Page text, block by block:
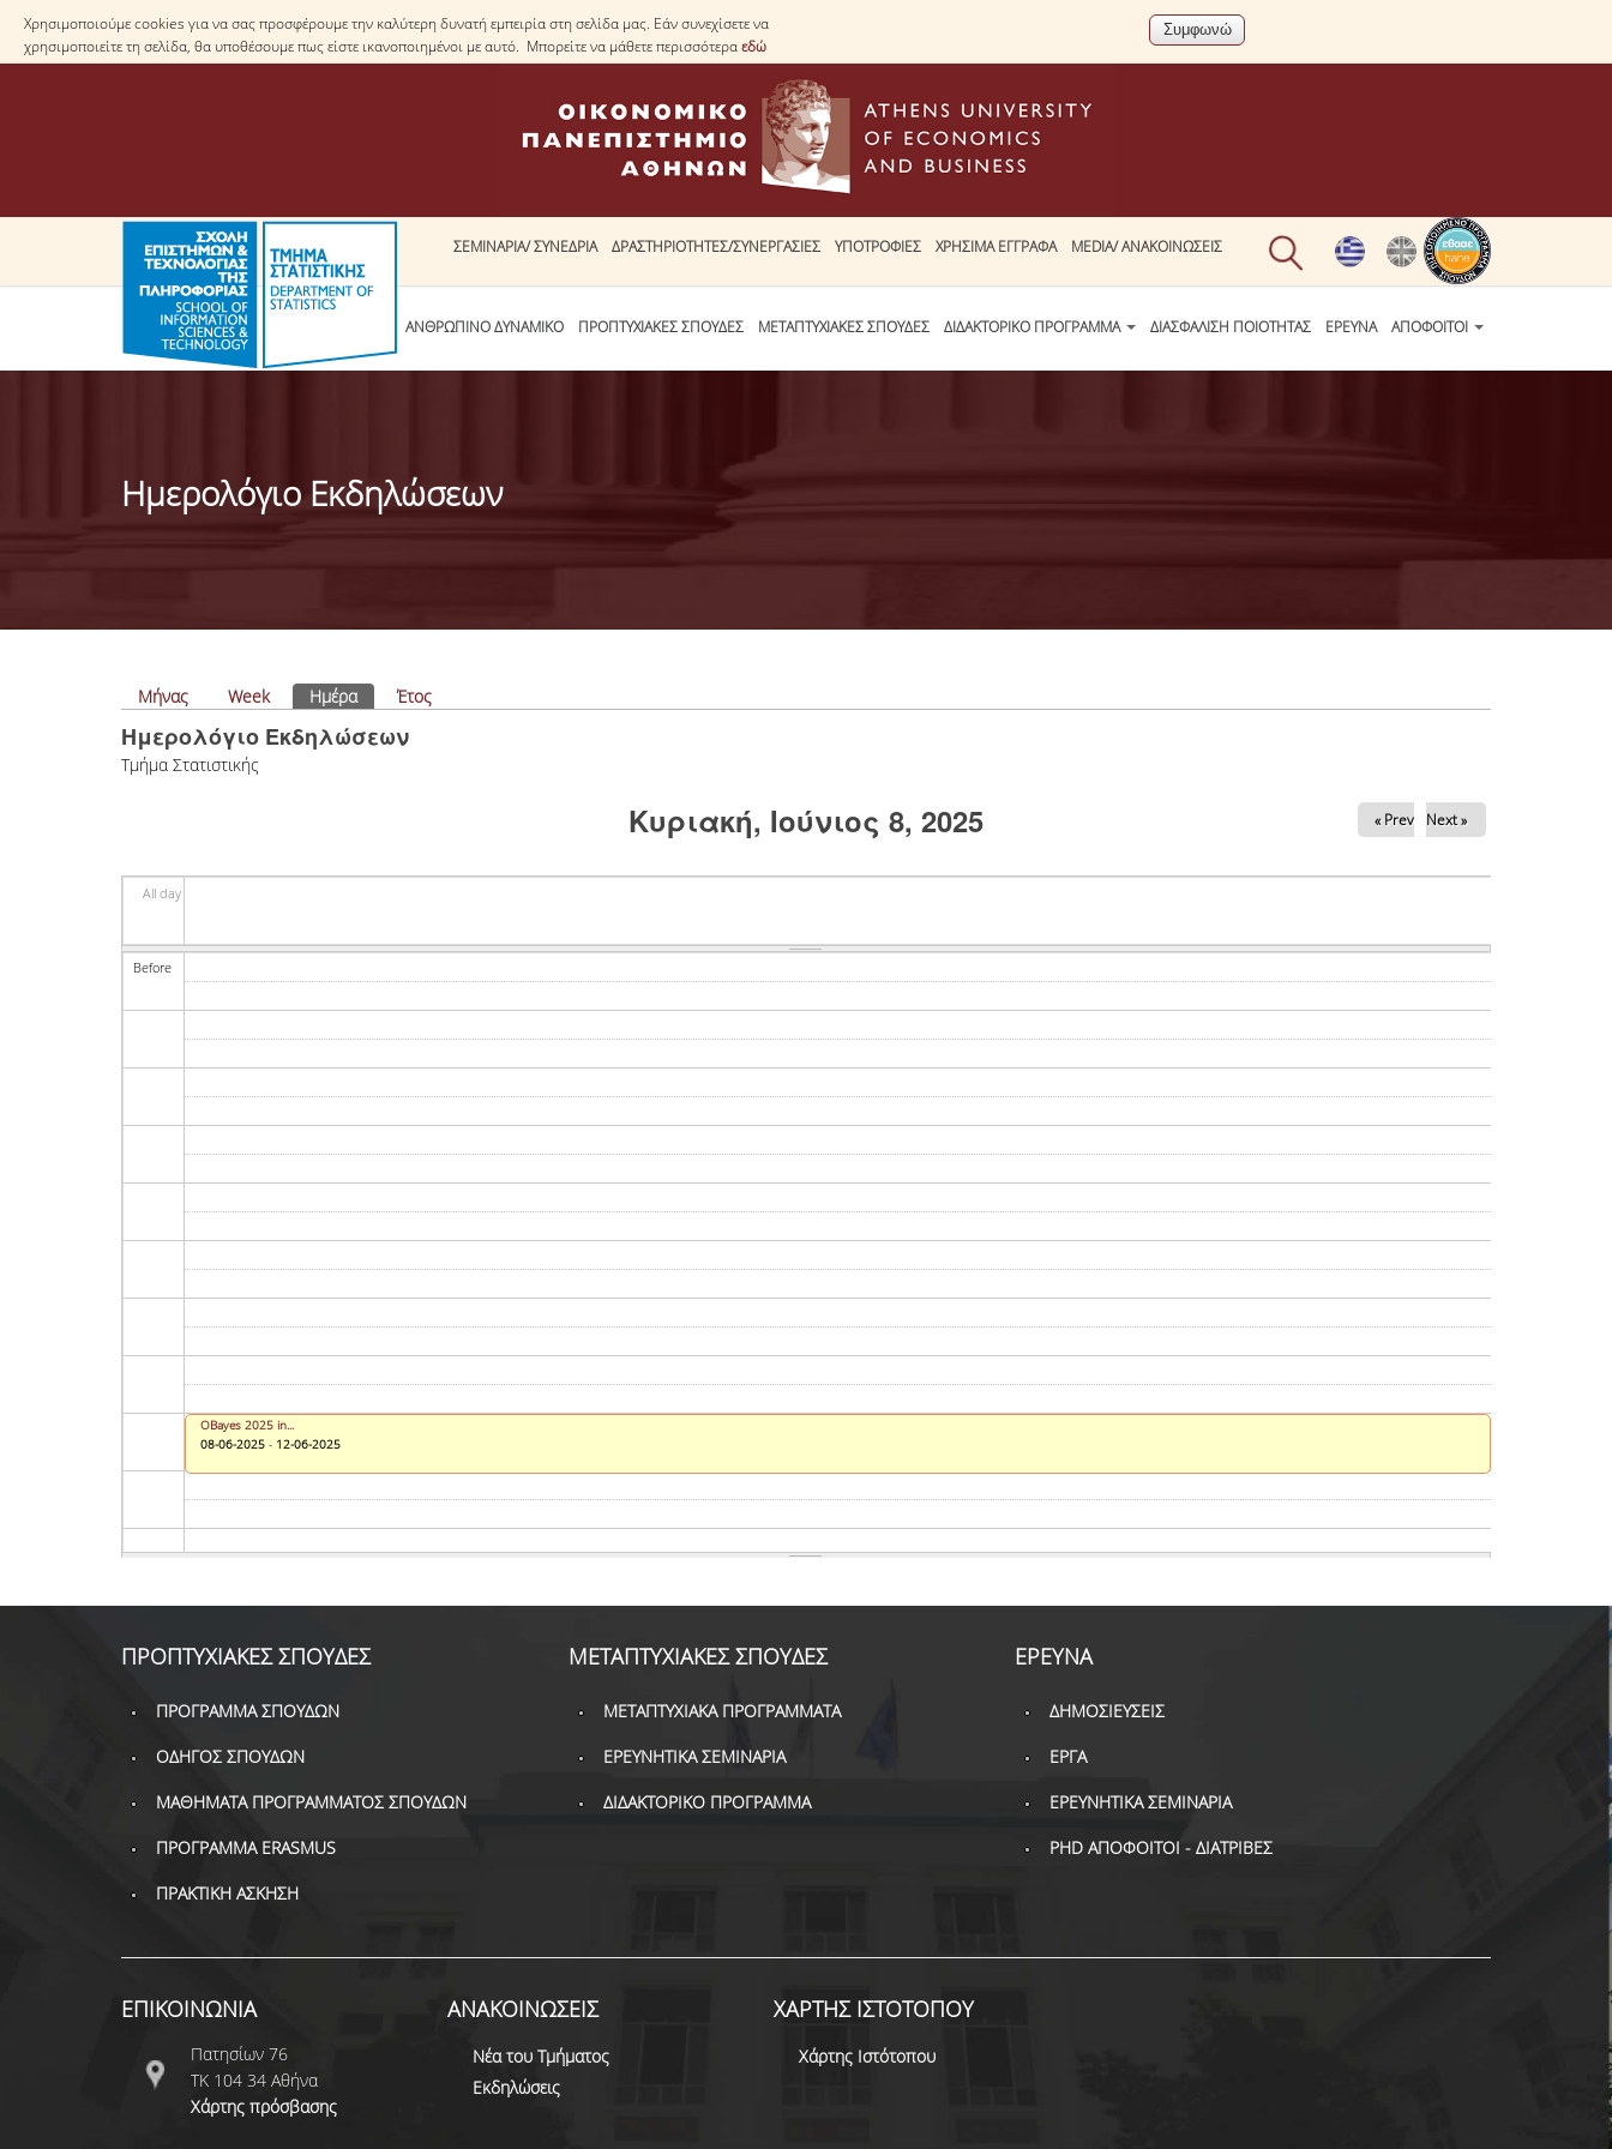
Χρησιμοποιούμε cookies για να σας προσφέρουμε την καλύτερη δυνατή εμπειρία στη σελίδα μας. Εάν συνεχίσετε να
χρησιμοποιείτε τη σελίδα, θα υποθέσουμε πως είστε ικανοποιημένοι με αυτό. Μπορείτε να μάθετε περισσότεραεδώ
ΣΕΜΙΝΑΡΙΑ/ ΣΥΝΕΔΡΙΑ ΔΡΑΣΤΗΡΙΟΤΗΤΕΣ/ΣΥΝΕΡΓΑΣΙΕΣ ΥΠΟΤΡΟΦΙΕΣ ΧΡΗΣΙΜΑ ΕΓΓΡΑΦΑ MEDIA/ ΑΝΑΚΟΙΝΩΣΕΙΣ
ΑΝΘΡΩΠΙΝΟ ΔΥΝΑΜΙΚΟ ΠΡΟΠΤΥΧΙΑΚΕΣ ΣΠΟΥΔΕΣ ΜΕΤΑΠΤΥΧΙΑΚΕΣ ΣΠΟΥΔΕΣ ΔΙΔΑΚΤΟΡΙΚΟ ΠΡΟΓΡΑΜΜΑ ΔΙΑΣΦΑΛΙΣΗ ΠΟΙΟΤΗΤΑΣ ΕΡΕΥΝΑ ΑΠΟΦΟΙΤΟΙ
Ημερολόγιο Εκδηλώσεων
Πρωτεύουσες καρτέλες
Μήνας Week Ημέρα(ενεργή καρτέλα)
Έτος
Ημερολόγιο Εκδηλώσεων
Tμήμα Στατιστικής
Κυριακή, Ιούνιος 8, 2025 « Prev Next »
All day
Before
OBayes 2025 in...
08-06-2025- 12-06-2025
ΠΡΟΠΤΥΧΙΑΚΕΣ ΣΠΟΥΔΕΣ
ΠΡΟΓΡΑΜΜΑ ΣΠΟΥΔΩΝ
ΟΔΗΓΟΣ ΣΠΟΥΔΩΝ
ΜΑΘΗΜΑΤΑ ΠΡΟΓΡΑΜΜΑΤΟΣ ΣΠΟΥΔΩΝ
ΠΡΟΓΡΑΜΜΑ ERASMUS
ΠΡΑΚΤΙΚΗ ΑΣΚΗΣΗ
ΜΕΤΑΠΤΥΧΙΑΚΕΣ ΣΠΟΥΔΕΣ
ΜΕΤΑΠΤΥΧΙΑΚΑ ΠΡΟΓΡΑΜΜΑΤΑ
ΕΡΕΥΝΗΤΙΚΑ ΣΕΜΙΝΑΡΙΑ
ΔΙΔΑΚΤΟΡΙΚΟ ΠΡΟΓΡΑΜΜΑ
ΕΡΕΥΝΑ
ΔΗΜΟΣΙΕΥΣΕΙΣ
ΕΡΓΑ
ΕΡΕΥΝΗΤΙΚΑ ΣΕΜΙΝΑΡΙΑ
PHD ΑΠΟΦΟΙΤΟΙ - ΔΙΑΤΡΙΒΕΣ
ΕΠΙΚΟΙΝΩΝΙΑ
Πατησίων 76
ΤΚ 104 34 Αθήνα
Χάρτης πρόσβασης
ΑΝΑΚΟΙΝΩΣΕΙΣ
Νέα του Τμήματος
Εκδηλώσεις
ΧΑΡΤΗΣ ΙΣΤΟΤΟΠΟΥ
Χάρτης Ιστότοπου